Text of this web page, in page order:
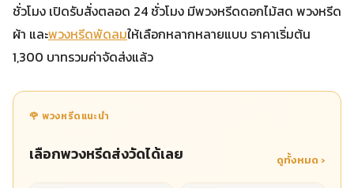
ชั่วโมง เปิดรับสั่งตลอด 24 ชั่วโมง มีพวงหรีดดอกไม้สด พวงหรีด
ผ้า และพวงหรีดพัดลมให้เลือกหลากหลายแบบ ราคาเริ่มต้น
1,300 บาทรวมค่าจัดส่งแล้ว
🌹 พวงหรีดแนะนำ
เลือกพวงหรีดส่งวัดได้เลย ดูทั้งหมด ›